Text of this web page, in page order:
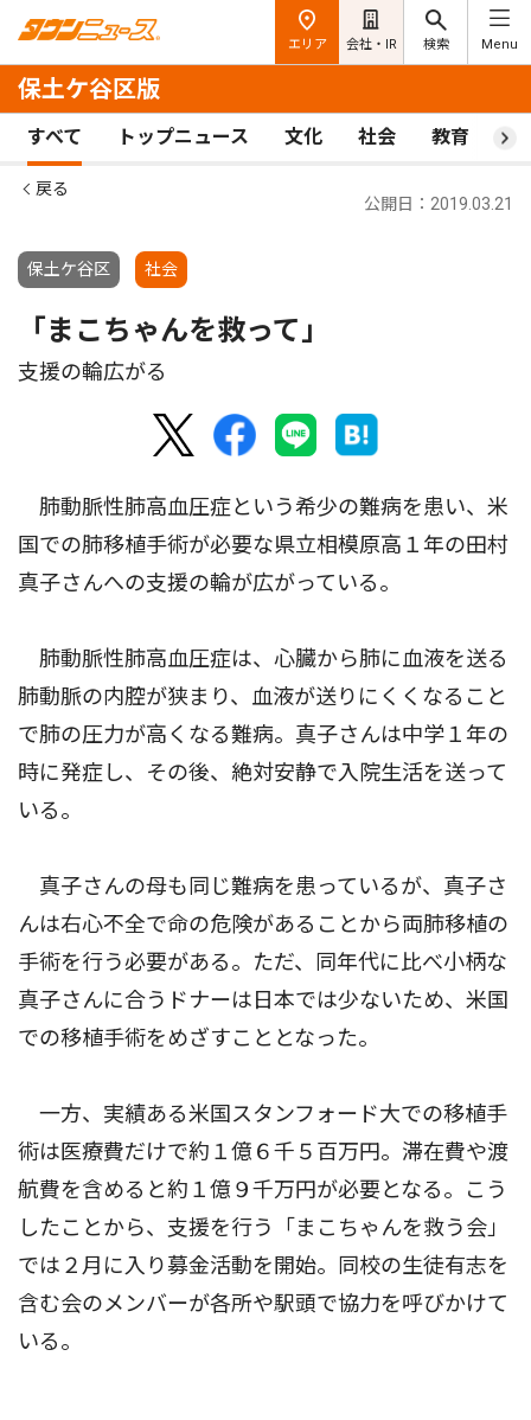
エリア 会社・IR 検索 Menu
保土ケ谷区版
すべて トップニュース 文化 社会 教育 ス
戻る
保土ケ谷区 社会
公開日：2019.03.21
「まこちゃんを救って」
支援の輪広がる
肺動脈性肺高血圧症という希少の難病を患い、米
国での肺移植手術が必要な県立相模原高１年の田村
真子さんへの支援の輪が広がっている。
肺動脈性肺高血圧症は、心臓から肺に血液を送る
肺動脈の内腔が狭まり、血液が送りにくくなること
で肺の圧力が高くなる難病。真子さんは中学１年の
時に発症し、その後、絶対安静で入院生活を送って
いる。
真子さんの母も同じ難病を患っているが、真子さ
んは右心不全で命の危険があることから両肺移植の
手術を行う必要がある。ただ、同年代に比べ小柄な
真子さんに合うドナーは日本では少ないため、米国
での移植手術をめざすこととなった。
一方、実績ある米国スタンフォード大での移植手
術は医療費だけで約１億６千５百万円。滞在費や渡
航費を含めると約１億９千万円が必要となる。こう
したことから、支援を行う「まこちゃんを救う会」
では２月に入り募金活動を開始。同校の生徒有志を
含む会のメンバーが各所や駅頭で協力を呼びかけて
いる。